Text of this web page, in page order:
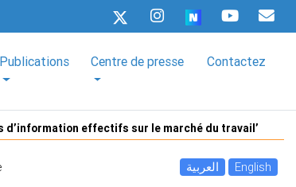
Publications Centre de presse Contactez
effectifs sur le marché du travail’
العربية English